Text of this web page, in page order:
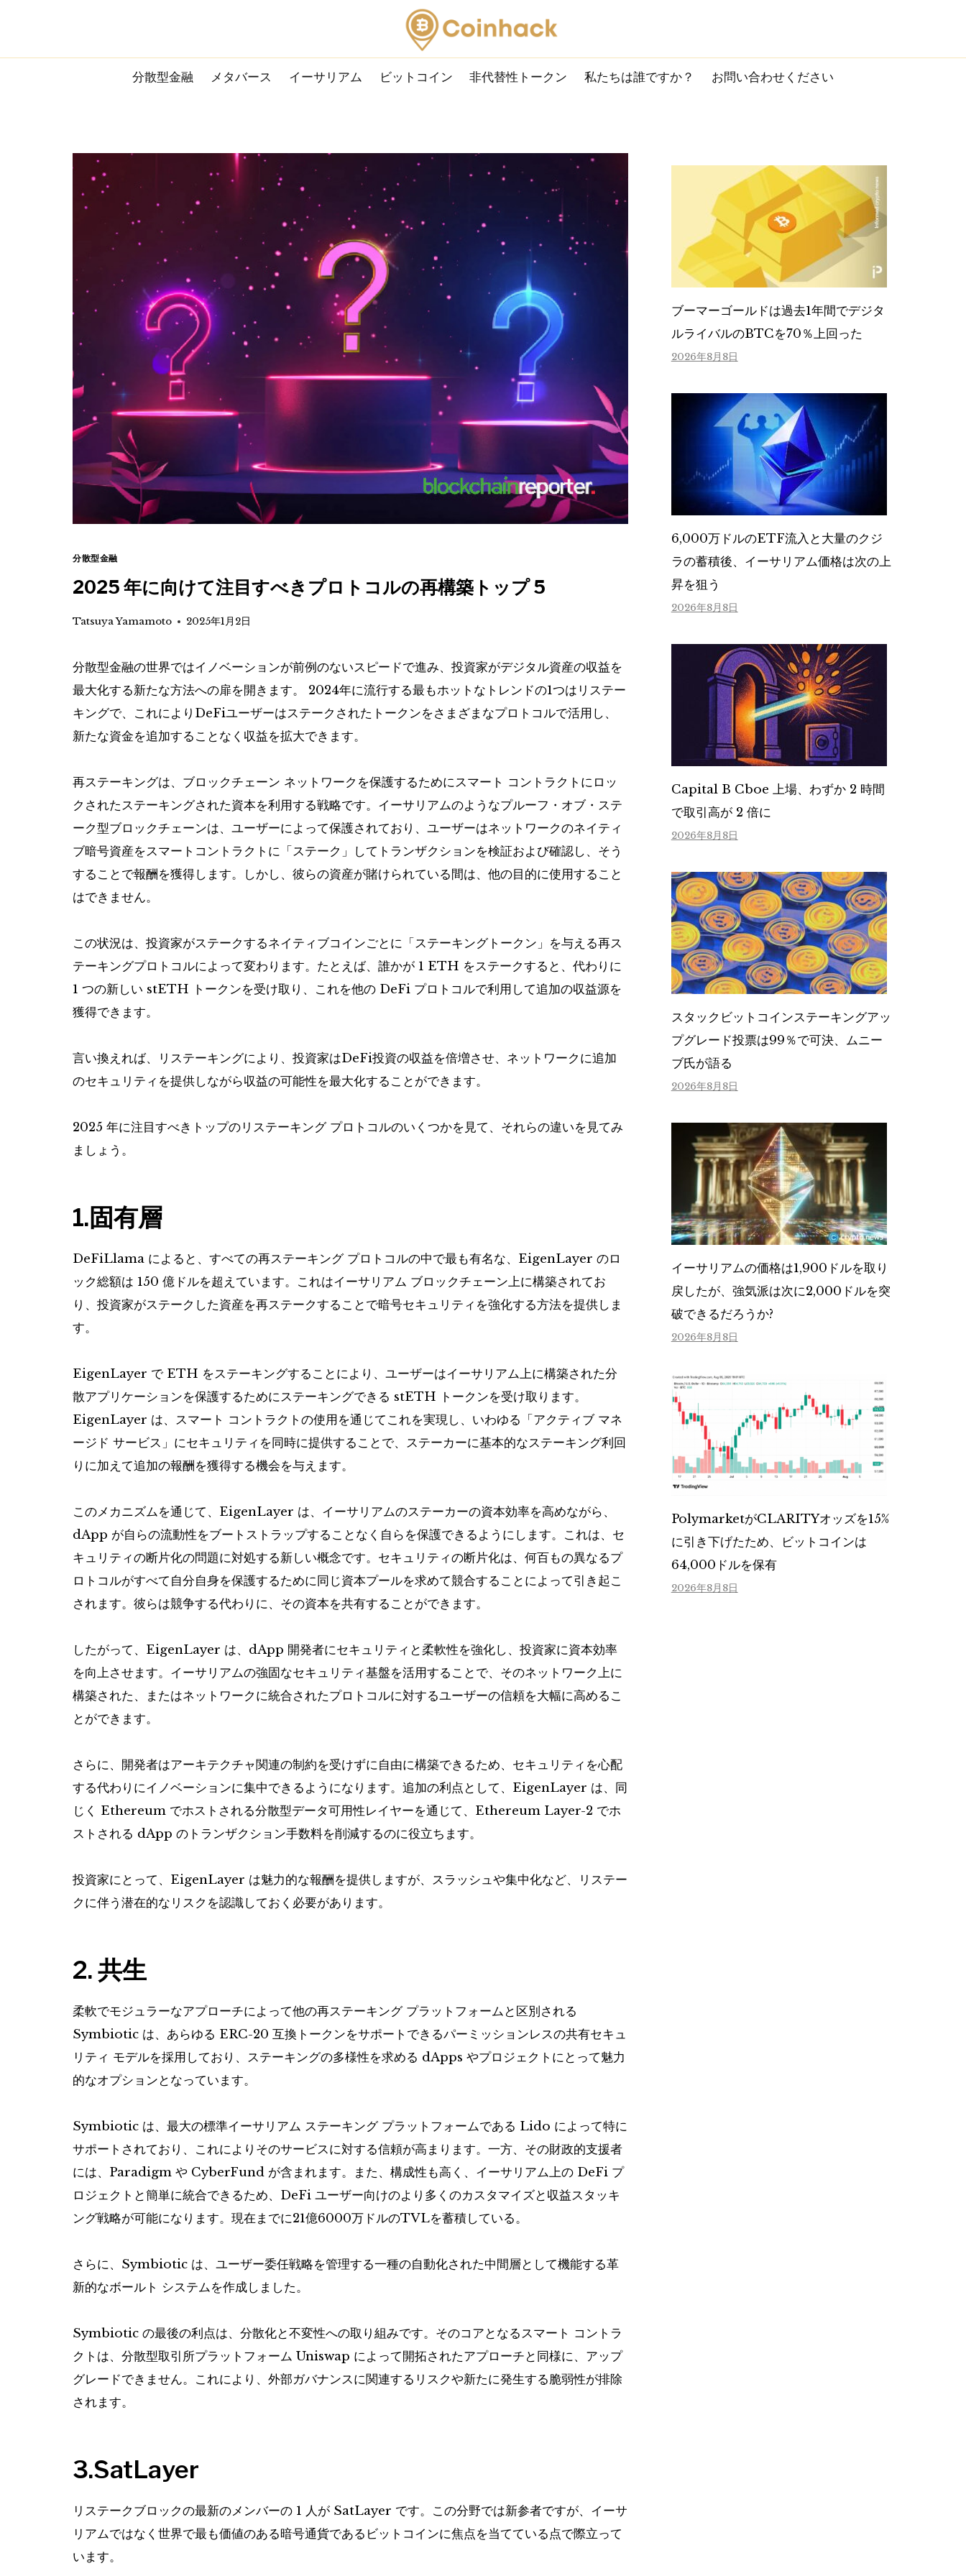
content
分散型金融 メタバース イーサリアム ビットコイン 非代替性トークン 私たちは誰ですか？ お問い合わせください
分散型金融
2025 年に向けて注目すべきプロトコルの再構築トップ 5
Tatsuya Yamamoto 2025年1月2日
分散型金融の世界ではイノベーションが前例のないスピードで進み、投資家がデジタル資産の収益を
最大化する新たな方法への扉を開きます。 2024年に流行する最もホットなトレンドの1つはリステー
キングで、これによりDeFiユーザーはステークされたトークンをさまざまなプロトコルで活用し、
新たな資金を追加することなく収益を拡大できます。
再ステーキングは、ブロックチェーン ネットワークを保護するためにスマート コントラクトにロッ
クされたステーキングされた資本を利用する戦略です。イーサリアムのようなプルーフ・オブ・ステ
ーク型ブロックチェーンは、ユーザーによって保護されており、ユーザーはネットワークのネイティ
ブ暗号資産をスマートコントラクトに「ステーク」してトランザクションを検証および確認し、そう
することで報酬を獲得します。しかし、彼らの資産が賭けられている間は、他の目的に使用すること
はできません。
この状況は、投資家がステークするネイティブコインごとに「ステーキングトークン」を与える再ス
テーキングプロトコルによって変わります。たとえば、誰かが 1 ETH をステークすると、代わりに
1 つの新しい stETH トークンを受け取り、これを他の DeFi プロトコルで利用して追加の収益源を
獲得できます。
言い換えれば、リステーキングにより、投資家はDeFi投資の収益を倍増させ、ネットワークに追加
のセキュリティを提供しながら収益の可能性を最大化することができます。
2025 年に注目すべきトップのリステーキング プロトコルのいくつかを見て、それらの違いを見てみ
ましょう。
1.固有層
DeFiLlama によると、すべての再ステーキング プロトコルの中で最も有名な、EigenLayer のロ
ック総額は 150 億ドルを超えています。これはイーサリアム ブロックチェーン上に構築されてお
り、投資家がステークした資産を再ステークすることで暗号セキュリティを強化する方法を提供しま
す。
EigenLayer で ETH をステーキングすることにより、ユーザーはイーサリアム上に構築された分
散アプリケーションを保護するためにステーキングできる stETH トークンを受け取ります。
EigenLayer は、スマート コントラクトの使用を通じてこれを実現し、いわゆる「アクティブ マネ
ージド サービス」にセキュリティを同時に提供することで、ステーカーに基本的なステーキング利回
りに加えて追加の報酬を獲得する機会を与えます。
このメカニズムを通じて、EigenLayer は、イーサリアムのステーカーの資本効率を高めながら、
dApp が自らの流動性をブートストラップすることなく自らを保護できるようにします。これは、セ
キュリティの断片化の問題に対処する新しい概念です。セキュリティの断片化は、何百もの異なるプ
ロトコルがすべて自分自身を保護するために同じ資本プールを求めて競合することによって引き起こ
されます。彼らは競争する代わりに、その資本を共有することができます。
したがって、EigenLayer は、dApp 開発者にセキュリティと柔軟性を強化し、投資家に資本効率
を向上させます。イーサリアムの強固なセキュリティ基盤を活用することで、そのネットワーク上に
構築された、またはネットワークに統合されたプロトコルに対するユーザーの信頼を大幅に高めるこ
とができます。
さらに、開発者はアーキテクチャ関連の制約を受けずに自由に構築できるため、セキュリティを心配
する代わりにイノベーションに集中できるようになります。追加の利点として、EigenLayer は、同
じく Ethereum でホストされる分散型データ可用性レイヤーを通じて、Ethereum Layer-2 でホ
ストされる dApp のトランザクション手数料を削減するのに役立ちます。
投資家にとって、EigenLayer は魅力的な報酬を提供しますが、スラッシュや集中化など、リステー
クに伴う潜在的なリスクを認識しておく必要があります。
2. 共生
柔軟でモジュラーなアプローチによって他の再ステーキング プラットフォームと区別される
Symbiotic は、あらゆる ERC-20 互換トークンをサポートできるパーミッションレスの共有セキュ
リティ モデルを採用しており、ステーキングの多様性を求める dApps やプロジェクトにとって魅力
的なオプションとなっています。
Symbiotic は、最大の標準イーサリアム ステーキング プラットフォームである Lido によって特に
サポートされており、これによりそのサービスに対する信頼が高まります。一方、その財政的支援者
には、Paradigm や Cyber​​Fund が含まれます。また、構成性も高く、イーサリアム上の DeFi プ
ロジェクトと簡単に統合できるため、DeFi ユーザー向けのより多くのカスタマイズと収益スタッキ
ング戦略が可能になります。現在までに21億6000万ドルのTVLを蓄積している。
さらに、Symbiotic は、ユーザー委任戦略を管理する一種の自動化された中間層として機能する革
新的なボールト システムを作成しました。
Symbiotic の最後の利点は、分散化と不変性への取り組みです。そのコアとなるスマート コントラ
クトは、分散型取引所プラットフォーム Uniswap によって開拓されたアプローチと同様に、アップ
グレードできません。これにより、外部ガバナンスに関連するリスクや新たに発生する脆弱性が排除
されます。
3.SatLayer
リステークブロックの最新のメンバーの 1 人が SatLayer です。この分野では新参者ですが、イーサ
リアムではなく世界で最も価値のある暗号通貨であるビットコインに焦点を当てている点で際立って
います。
ブーマーゴールドは過去1年間でデジタ
ルライバルのBTCを70％上回った
2026年8月8日
6,000万ドルのETF流入と大量のクジ
ラの蓄積後、イーサリアム価格は次の上
昇を狙う
2026年8月8日
Capital B Cboe 上場、わずか 2 時間
で取引高が 2 倍に
2026年8月8日
スタックビットコインステーキングアッ
プグレード投票は99％で可決、ムニー
ブ氏が語る
2026年8月8日
イーサリアムの価格は1,900ドルを取り
戻したが、強気派は次に2,000ドルを突
破できるだろうか?
2026年8月8日
PolymarketがCLARITYオッズを15%
に引き下げたため、ビットコインは
64,000ドルを保有
2026年8月8日